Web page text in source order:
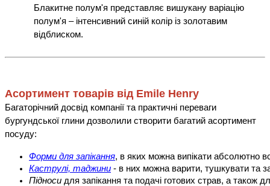
Блакитне полум'я представляє вишукану варіацію
полум'я – інтенсивний синій колір із золотавим
відблиском.
Асортимент товарів від Emile Henry
Багаторічний досвід компанії та практичні переваги
бургундської глини дозволили створити багатий асортимент
посуду:
Форми для запікання, в яких можна випікати абсолютно
Каструлі, таджини - в них можна варити, тушкувати та
Підноси для запікання та подачі готових страв, а також